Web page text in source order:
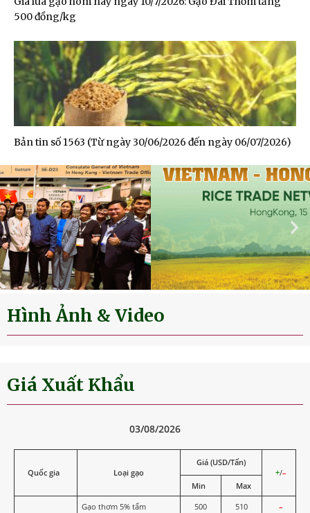
500 đồng/kg
Bản tin số 1563 (Từ ngày 30/06/2026 đến ngày 06/07/2026)
Đoàn Xúc tiến Thương mại tại Hong Kong SAR,
Trung Quốc 2025
Hình Ảnh & Video
Giá Xuất Khẩu
03/08/2026
Quốc gia Loại gạo
Giá (USD/Tấn)
+/–
Min
Max
Gạo thơm 5% tấm 500 510 –